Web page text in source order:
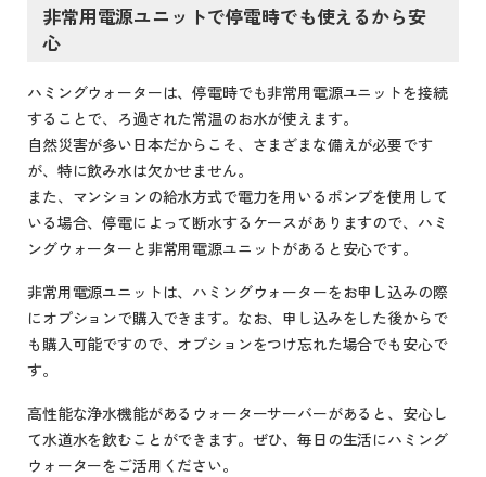
非常用電源ユニットで停電時でも使えるから安
心
ハミングウォーターは、停電時でも非常用電源ユニットを接続
することで、ろ過された常温のお水が使えます。
自然災害が多い日本だからこそ、さまざまな備えが必要です
が、特に飲み水は欠かせません。
また、マンションの給水方式で電力を用いるポンプを使用して
いる場合、停電によって断水するケースがありますので、ハミ
ングウォーターと非常用電源ユニットがあると安心です。
非常用電源ユニットは、ハミングウォーターをお申し込みの際
にオプションで購入できます。なお、申し込みをした後からで
も購入可能ですので、オプションをつけ忘れた場合でも安心で
す。
高性能な浄水機能があるウォーターサーバーがあると、安心し
て水道水を飲むことができます。ぜひ、毎日の生活にハミング
ウォーターをご活用ください。